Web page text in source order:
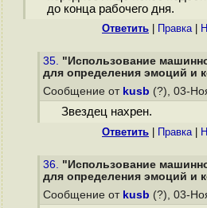
до конца рабочего дня.
Ответить Правка|
35. "Использование
для определения эмоций и
Сообщение от kusb (?), 03-
Звездец нахрен.
Ответить Правка|
36. "Использование
для определения эмоций и
Сообщение от kusb (?), 03-